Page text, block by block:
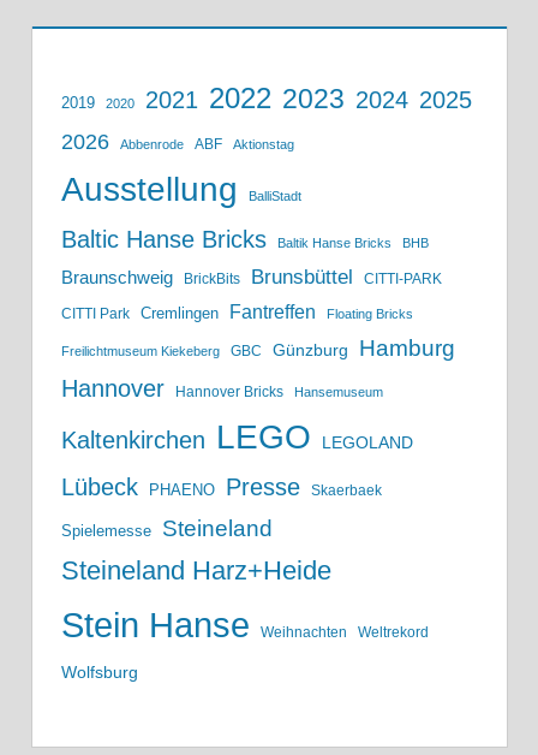
2019 2020 2021 2022 2023 2024 2025
2026 Abbenrode ABF Aktionstag
Ausstellung BalliStadt
Baltic Hanse Bricks Baltik Hanse Bricks BHB
Braunschweig BrickBits Brunsbüttel CITTI-PARK
CITTI Park Cremlingen Fantreffen Floating Bricks
Freilichtmuseum Kiekeberg GBC Günzburg Hamburg
Hannover Hannover Bricks Hansemuseum
Kaltenkirchen LEGO LEGOLAND
Lübeck PHAENO Presse Skaerbaek
Spielemesse Steineland
Steineland Harz+Heide
Stein Hanse Weihnachten Weltrekord
Wolfsburg